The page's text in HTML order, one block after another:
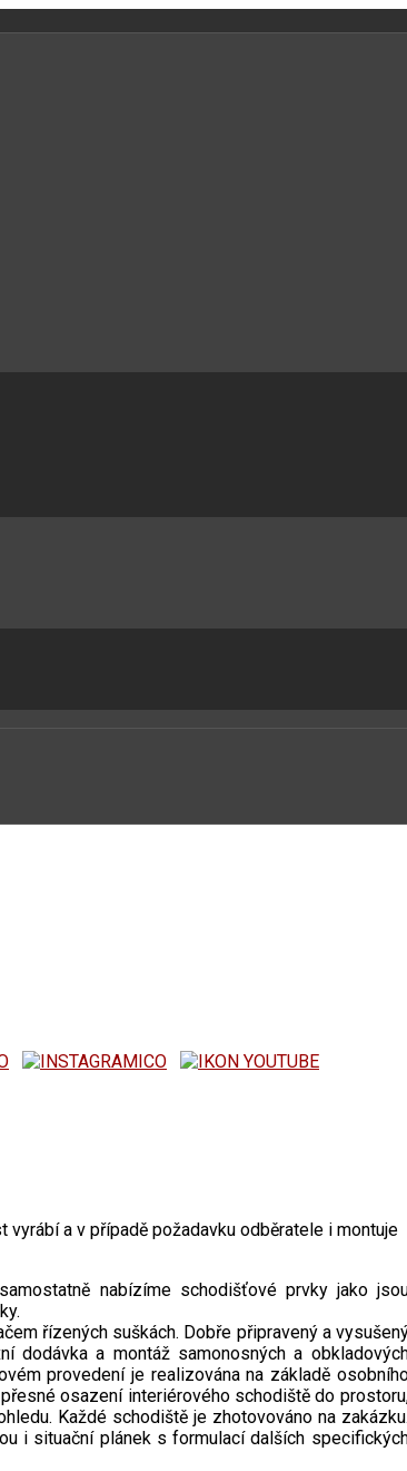
vyrábí a v případě požadavku odběratele i montuje
nabízíme schodišťové prvky jako
řízených suškách. Dobře připravený a
dodávka a montáž samonosných a
provedení je realizována na základě
osazení interiérového schodiště do
Každé schodiště je zhotovováno na zakázku.
i situační plánek s formulací dalších